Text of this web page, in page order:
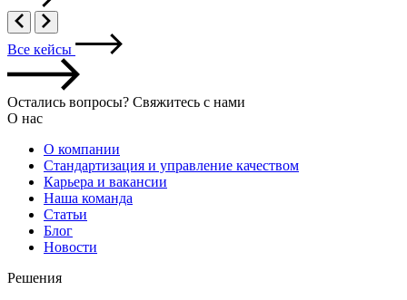
Все кейсы
Остались вопросы? Свяжитесь с нами
О нас
О компании
Стандартизация и управление качеством
Карьера и вакансии
Наша команда
Статьи
Блог
Новости
Решения